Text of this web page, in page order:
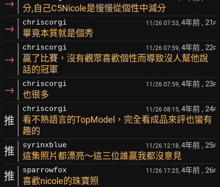
→ 分,自己C5Nicole是慢慢從個性中減分
→ chriscorgi 11/26 07:53, 4年前 , 21 F
畢竟本質就是個秀
→
chriscorgi 11/26 07:59, 4年前 , 22F
贏了比賽，沒有觀眾喜歡個性而導致沒人幫他說
話的冠軍
→ chriscorgi 11/26 07:59, 4年前 , 23F
也很多
推
chriscorgi 11/26 08:15, 4年前 , 24F
看不熟語言的TopModel，完全看成品來評也蠻有
趣的
推 syrinxblue 11/26 12:18, 4年前 , 25F
這集照片都漂亮～這三位誰贏我都沒意見
推 sparrowfox 11/26 17:25, 4年前 , 26F
喜歡nicole的珠寶照